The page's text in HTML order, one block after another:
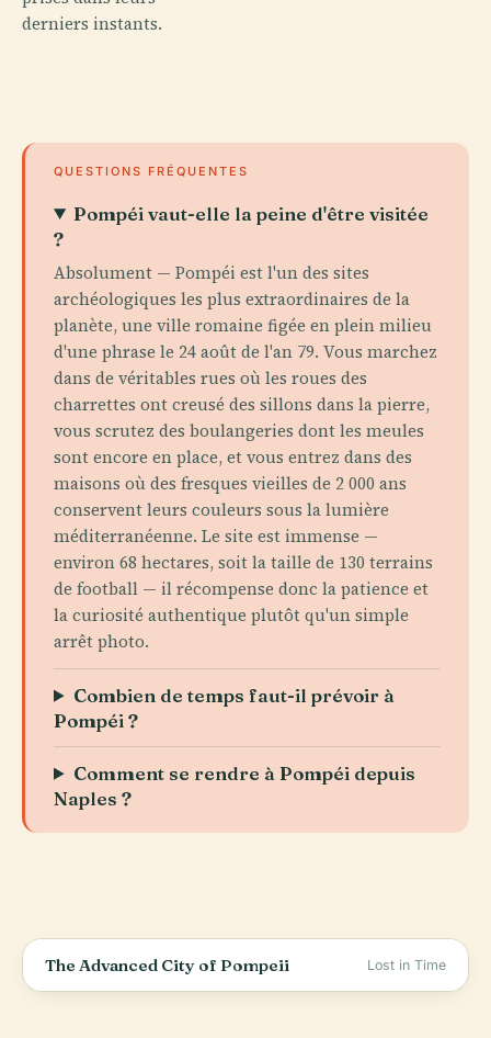
derniers instants.
QUESTIONS FRÉQUENTES
Pompéi vaut-elle la peine d'être visitée
?
Absolument — Pompéi est l'un des sites
archéologiques les plus extraordinaires de la
planète, une ville romaine figée en plein milieu
d'une phrase le 24 août de l'an 79. Vous marchez
dans de véritables rues où les roues des
charrettes ont creusé des sillons dans la pierre,
vous scrutez des boulangeries dont les meules
sont encore en place, et vous entrez dans des
maisons où des fresques vieilles de 2 000 ans
conservent leurs couleurs sous la lumière
méditerranéenne. Le site est immense —
environ 68 hectares, soit la taille de 130 terrains
de football — il récompense donc la patience et
la curiosité authentique plutôt qu'un simple
arrêt photo.
Combien de temps faut-il prévoir à
Pompéi ?
Comment se rendre à Pompéi depuis
Naples ?
The Advanced City of Pompeii Lost in Time